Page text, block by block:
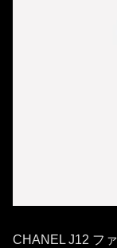
CHANEL J12 フ